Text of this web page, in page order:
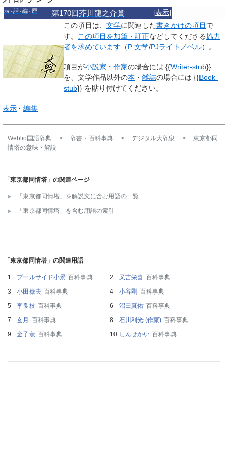
[表示]
表 話 編 歴 第170回芥川龍之介賞
この項目は、 文学に関連した書きかけの項目 で
す。
この項目を加筆・訂正などしてくださる協力
者を求めています （P:文学/PJライトノベル）。
項目が小説家 ・ 作家の場合には {{Writer-stub}}
を、文学作品以外の本 ・ 雑誌の場合には {{Book-
stub}} を貼り付けてください。
表示 編集
Weblio国語辞典 > 辞書・百科事典 > デジタル大辞泉 >
東京都同
情塔の意味・解説
「東京都同情塔」の関連ページ
「東京都同情塔」を解説文に含む用語の一覧
「東京都同情塔」を含む用語の索引
「東京都同情塔」の関連用語
プールサイド小景 百科事典 又吉栄喜 百科事典
小田嶽夫 百科事典 小谷剛 百科事典
李良枝 百科事典 沼田真佑 百科事典
玄月 百科事典 石川利光 (作家) 百科事典
金子薫 百科事典 しんせかい 百科事典